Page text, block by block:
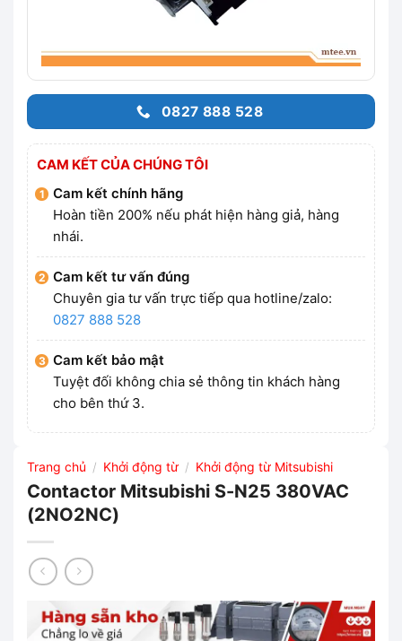
0827 888 528
CAM KẾT CỦA CHÚNG TÔI
Cam kết chính hãng
Hoàn tiền 200% nếu phát hiện hàng giả, hàng
nhái.
Cam kết tư vấn đúng
Chuyên gia tư vấn trực tiếp qua hotline/zalo:
0827 888 528
Cam kết bảo mật
Tuyệt đối không chia sẻ thông tin khách hàng
cho bên thứ 3.
Trang chủ / Khởi động từ / Khởi động từ Mitsubishi
Contactor Mitsubishi S-N25 380VAC
(2NO2NC)